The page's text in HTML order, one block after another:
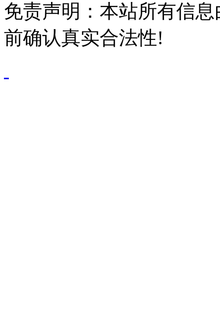
免责声明：本站所有信
前确认真实合法性!